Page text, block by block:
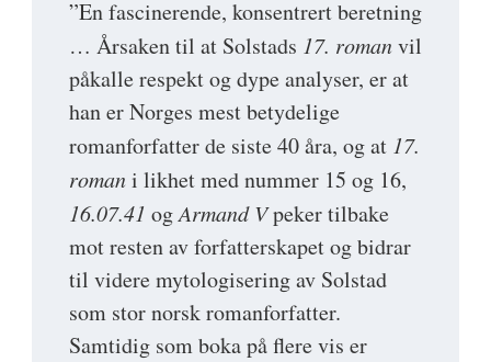
”En fascinerende, konsentrert beretning
… Årsaken til at Solstads 17. romanvil
påkalle respekt og dype analyser, er at
han er Norges mest betydelige
romanforfatter de siste 40 åra, og at 17.
romani likhet med nummer 15 og 16,
16.07.41 ogArmand Vpeker tilbake
mot resten av forfatterskapet og bidrar
til videre mytologisering av Solstad
som stor norsk romanforfatter.
Samtidig som boka på flere vis er